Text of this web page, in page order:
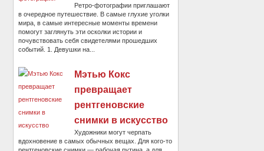
Ретро-фотографии приглашают
в очередное путешествие. В самые глухие уголки
мира, в самые интересные моменты времени
помогут заглянуть эти осколки истории и
почувствовать себя свидетелями прошедших
событий. 1. Девушки на...
Мэтью Кокс
превращает
рентгеновские
снимки в искусство
Художники могут черпать
вдохновение в самых обычных вещах. Для кого-то
рентгеновские снимки — рабочая рутина, а для